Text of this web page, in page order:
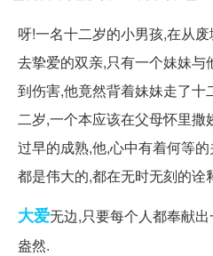
呀!一名十二岁的小男孩,在从
去挚爱的双亲,只有一个妹妹与
到伤害,他竟然背着妹妹走了十
二岁,一个本应该在父母怀里
过早的成熟,他,心中有着何等
都是伟大的,都在无时无刻的诠
大爱无边,只要每个人都奉献
盎然.